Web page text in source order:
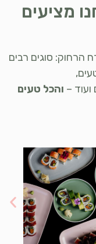
מציעים
הרחוק: סוגים רבים
– והכל טעים